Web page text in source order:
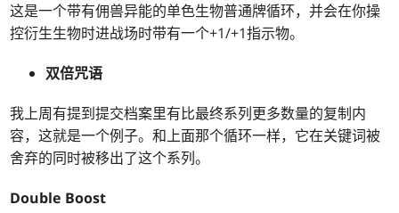
这是一个带有佣兽异能的单色生物普通牌循环，并会在你操
控衍生生物时进战场时带有一个+1/+1指示物。
双倍咒语
我上周有提到提交档案里有比最终系列更多数量的复制内
容，这就是一个例子。和上面那个循环一样，它在关键词被
舍弃的同时被移出了这个系列。
Double Boost